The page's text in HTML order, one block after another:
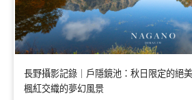
長野攝影記錄｜戶隱鏡池：秋日限定的絕
楓紅交織的夢幻風景